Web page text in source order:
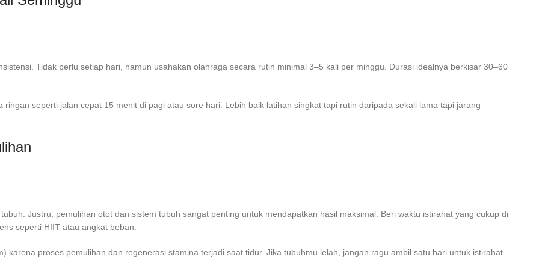
Tidak perlu setiap hari, namun usahakan olahraga secara rutin minimal 3–5 kali per minggu. Durasi idealnya berkisar 30–60
seperti jalan cepat 15 menit di pagi atau sore hari. Lebih baik latihan singkat tapi rutin daripada sekali lama tapi jarang
Justru, pemulihan otot dan sistem tubuh sangat penting untuk mendapatkan hasil maksimal. Beri waktu istirahat yang cukup di
seperti HIIT atau angkat beban.
karena proses pemulihan dan regenerasi stamina terjadi saat tidur. Jika tubuhmu lelah, jangan ragu ambil satu hari untuk istirahat